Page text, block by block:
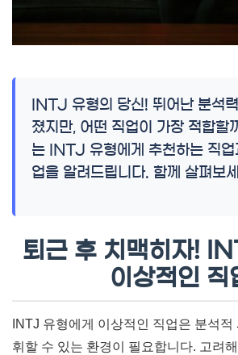
INTJ 유형의 당신! 뛰어난 분석
졌지만, 어떤 직업이 가장 적합할
는 INTJ 유형에게 추천하는 직업
업을 알려드립니다. 함께 살펴보
퇴근 후 치맥히자!
이상적인 직
INTJ 유형에게 이상적인 직업은 분석
휘할 수 있는 환경이 필요합니다. 고려